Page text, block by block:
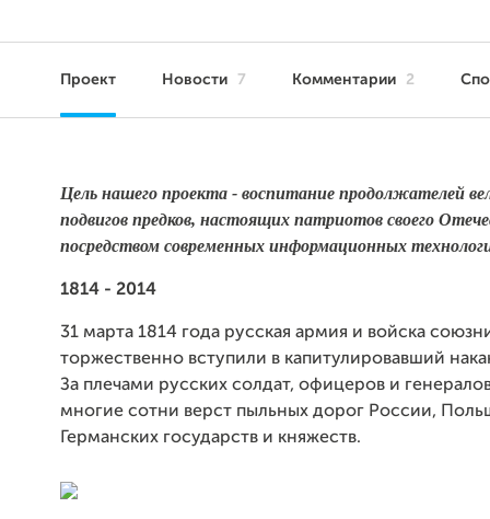
Проект Новости 7 Комментарии 2
Цель нашего проекта - воспитание продолжателей
подвигов предков, настоящих патриотов своего
посредством современных информационных
1814 - 2014
31 марта 1814 года русская армия и войска
торжественно вступили в капитулировавший
За плечами русских солдат, офицеров и
многие сотни верст пыльных дорог России,
Германских государств и княжеств.